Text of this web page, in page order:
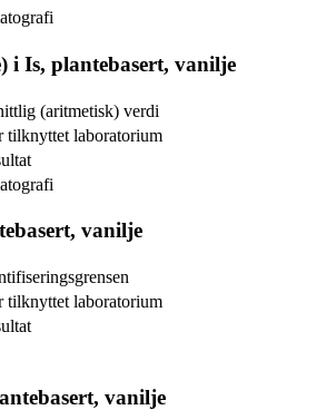
i Is, plantebasert, vanilje
(aritmetisk) verdi
tilknyttet laboratorium
vanilje
tilknyttet laboratorium
vanilje